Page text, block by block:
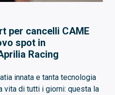
per cancelli CAME
spot in
Racing
innata e tanta tecnologia
vita di tutti i giorni: questa la